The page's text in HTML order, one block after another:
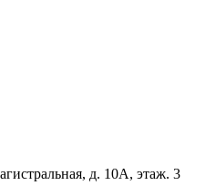
д. 10А, этаж. 3